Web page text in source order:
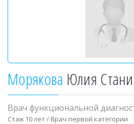
Морякова Юлия
Врач функциональной
Стаж 10 лет / Врач первой категории